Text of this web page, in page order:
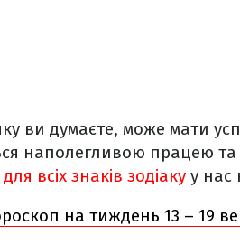
ви думаєте, може мати
наполегливою працею
всіх знаків зодіаку у нас
на тиждень 13 – 19